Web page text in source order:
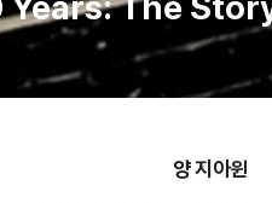
양 지아윈